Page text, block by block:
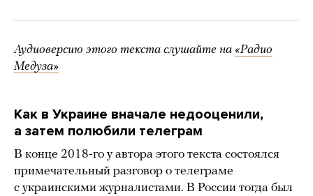
Аудиоверсию этого текста слушайте на «Радио
Медуза»
Как в Украине вначале недооценили,
а затем полюбили телеграм
В конце 2018-го у автора этого текста состоялся
примечательный разговор о телеграме
с украинскими журналистами. В России тогда был